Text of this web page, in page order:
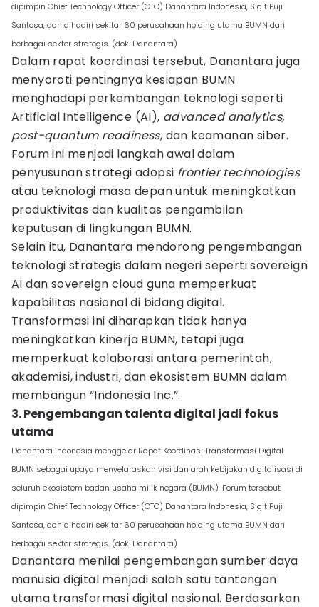
dipimpin Chief Technology Officer (CTO) Danantara Indonesia, Sigit Puji
Santosa, dan dihadiri sekitar 60 perusahaan holding utama BUMN dari
berbagai sektor strategis. (dok. Danantara)
Dalam rapat koordinasi tersebut, Danantara juga
menyoroti pentingnya kesiapan BUMN
menghadapi perkembangan teknologi seperti
Artificial Intelligence (AI), advanced analytics,
post-quantum readiness, dan keamanan siber.
Forum ini menjadi langkah awal dalam
penyusunan strategi adopsi frontier technologies
atau teknologi masa depan untuk meningkatkan
produktivitas dan kualitas pengambilan
keputusan di lingkungan BUMN.
Selain itu, Danantara mendorong pengembangan
teknologi strategis dalam negeri seperti sovereign
AI dan sovereign cloud guna memperkuat
kapabilitas nasional di bidang digital.
Transformasi ini diharapkan tidak hanya
meningkatkan kinerja BUMN, tetapi juga
memperkuat kolaborasi antara pemerintah,
akademisi, industri, dan ekosistem BUMN dalam
membangun “Indonesia Inc.”.
3. Pengembangan talenta digital jadi fokus
utama
Danantara Indonesia menggelar Rapat Koordinasi Transformasi Digital
BUMN sebagai upaya menyelaraskan visi dan arah kebijakan digitalisasi di
seluruh ekosistem badan usaha milik negara (BUMN). Forum tersebut
dipimpin Chief Technology Officer (CTO) Danantara Indonesia, Sigit Puji
Santosa, dan dihadiri sekitar 60 perusahaan holding utama BUMN dari
berbagai sektor strategis. (dok. Danantara)
Danantara menilai pengembangan sumber daya
manusia digital menjadi salah satu tantangan
utama transformasi digital nasional. Berdasarkan